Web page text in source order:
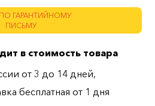
ГАРАНТИЙНОМУ
ПИСЬМУ
в стоимость товара
от 3 до 14 дней,
бесплатная от 1 дня